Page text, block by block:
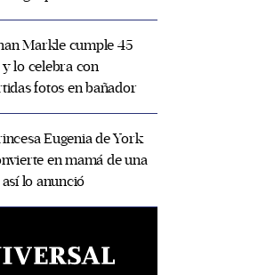
Markle cumple 45
y lo celebra con
fotos en bañador
Eugenia de York
en mamá de una
lo anunció